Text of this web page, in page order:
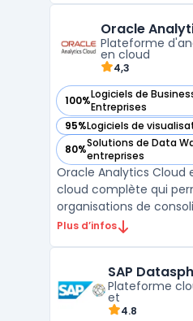
réunit bases de
avancée et ...
Oracle
Plateforme
en cloud
4,3
100%Logiciels de
Entreprises
— voir Oracle Analytics
95%Logiciels de
— voir Oracle Analytics
80%Solutions de Data
entreprises
— voir Oracle Analytics
Oracle Analytics
cloud complète qui
organisations de
des données en temps
données, le reporting
analyses prédict ...
Plus d’infos
SAP
Plateforme
et
4.8